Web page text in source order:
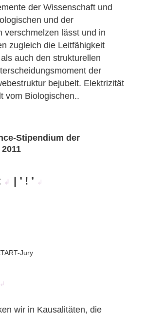
der Wissenschaft und
und der
verschmelzen lässt und in
zugleich die Leitfähigkeit
auch den strukturellen
der
bejubelt. Elektrizität
vom Biologischen..
Stipendium der
↲ | ’ ! ’ ↲
Jury
↲
wir in Kausalitäten, die